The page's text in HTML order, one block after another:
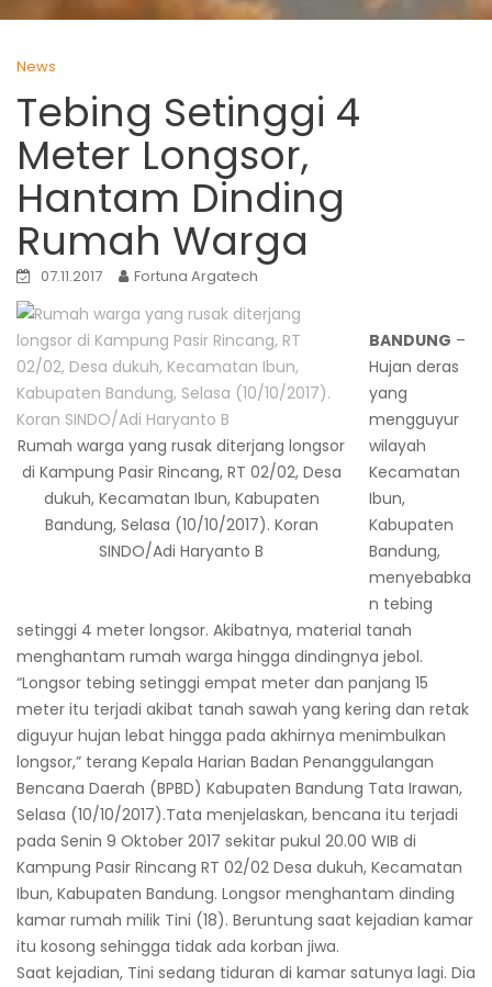
News
Tebing Setinggi 4
Meter Longsor,
Hantam Dinding
Rumah Warga
07.11.2017 Fortuna Argatech
Rumah warga yang rusak diterjang longsor
di Kampung Pasir Rincang, RT 02/02, Desa
dukuh, Kecamatan Ibun, Kabupaten
Bandung, Selasa (10/10/2017). Koran
SINDO/Adi Haryanto B
BANDUNG –
Hujan deras
yang
mengguyur
wilayah
Kecamatan
Ibun,
Kabupaten
Bandung,
menyebabka
n tebing
setinggi 4 meter longsor. Akibatnya, material tanah
menghantam rumah warga hingga dindingnya jebol.
“Longsor tebing setinggi empat meter dan panjang 15
meter itu terjadi akibat tanah sawah yang kering dan retak
diguyur hujan lebat hingga pada akhirnya menimbulkan
longsor,” terang Kepala Harian Badan Penanggulangan
Bencana Daerah (BPBD) Kabupaten Bandung Tata Irawan,
Selasa (10/10/2017).Tata menjelaskan, bencana itu terjadi
pada Senin 9 Oktober 2017 sekitar pukul 20.00 WIB di
Kampung Pasir Rincang RT 02/02 Desa dukuh, Kecamatan
Ibun, Kabupaten Bandung. Longsor menghantam dinding
kamar rumah milik Tini (18). Beruntung saat kejadian kamar
itu kosong sehingga tidak ada korban jiwa.
Saat kejadian, Tini sedang tiduran di kamar satunya lagi. Dia